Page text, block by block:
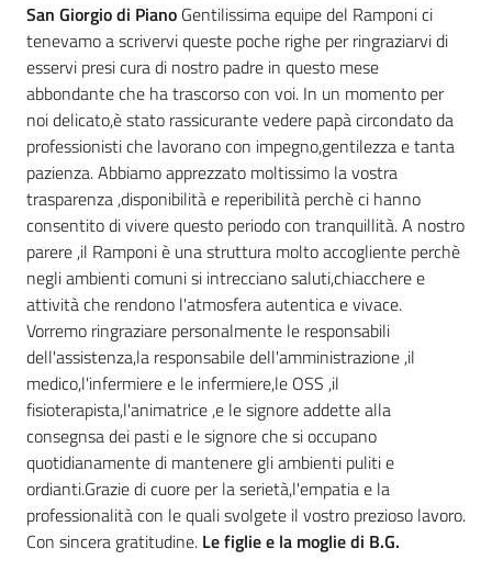
San Giorgio di Piano Gentilissima equipe del Ramponi ci
tenevamo a scrivervi queste poche righe per ringraziarvi di
esservi presi cura di nostro padre in questo mese
abbondante che ha trascorso con voi. In un momento per
noi delicato,è stato rassicurante vedere papà circondato da
professionisti che lavorano con impegno,gentilezza e tanta
pazienza. Abbiamo apprezzato moltissimo la vostra
trasparenza ,disponibilità e reperibilità perchè ci hanno
consentito di vivere questo periodo con tranquillità. A nostro
parere ,il Ramponi è una struttura molto accogliente perchè
negli ambienti comuni si intrecciano saluti,chiacchere e
attività che rendono l'atmosfera autentica e vivace.
Vorremo ringraziare personalmente le responsabili
dell'assistenza,la responsabile dell'amministrazione ,il
medico,l'infermiere e le infermiere,le OSS ,il
fisioterapista,l'animatrice ,e le signore addette alla
consegnsa dei pasti e le signore che si occupano
quotidianamente di mantenere gli ambienti puliti e
ordianti.Grazie di cuore per la serietà,l'empatia e la
professionalità con le quali svolgete il vostro prezioso lavoro.
Con sincera gratitudine. Le figlie e la moglie di B.G.